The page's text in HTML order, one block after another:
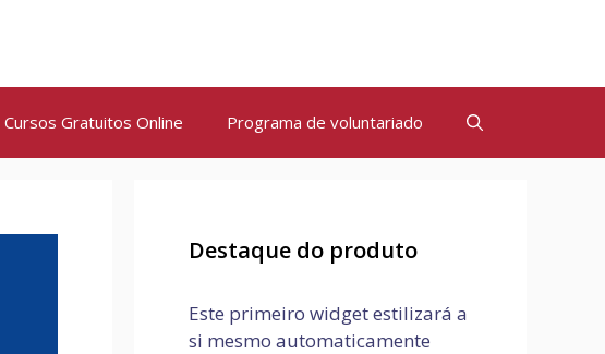
Cursos Gratuitos Online Programa de voluntariado
Destaque do produto
Este primeiro widget estilizará a
si mesmo automaticamente